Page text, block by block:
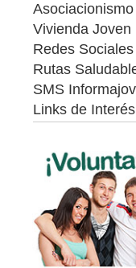
Asociacionismo
Vivienda Joven
Redes Sociales
Rutas
SMS
Links de Interés